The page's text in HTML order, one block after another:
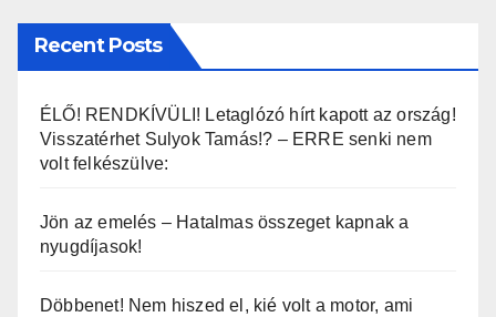
Recent Posts
ÉLŐ! RENDKÍVÜLI! Letaglózó hírt kapott az ország!
Visszatérhet Sulyok Tamás!? – ERRE senki nem
volt felkészülve:
Jön az emelés – Hatalmas összeget kapnak a
nyugdíjasok!
Döbbenet! Nem hiszed el, kié volt a motor, ami